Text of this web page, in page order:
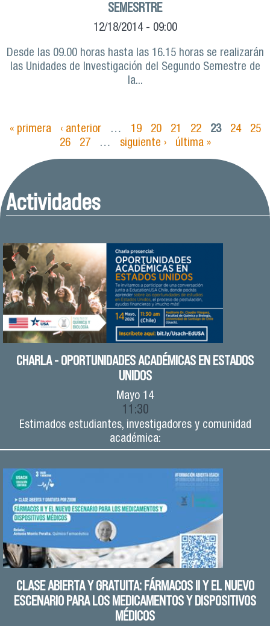
SEMESRTRE
12/18/2014 - 09:00
Desde las 09.00 horas hasta las 16.15 horas se realizarán
las Unidades de Investigación del Segundo Semestre de
la...
Páginas
« primera ‹ anterior … 19 20 21 22 23 24
25
26
27 … siguiente › última »
Actividades
CHARLA - OPORTUNIDADES ACADÉMICAS EN ESTADOS
UNIDOS
Mayo 14
11:30
Estimados estudiantes, investigadores y comunidad
académica:
CLASE ABIERTA Y GRATUITA: FÁRMACOS II Y EL NUEVO
ESCENARIO PARA LOS MEDICAMENTOS Y DISPOSITIVOS
MÉDICOS